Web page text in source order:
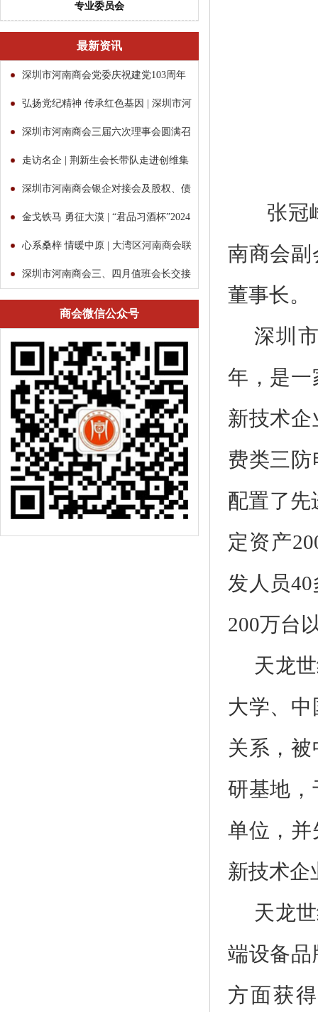
专业委员会
最新资讯
深圳市河南商会党委庆祝建党103周年
暨“两优一先”表彰大会
弘扬党纪精神 传承红色基因 | 深圳市河
南商会党委举办党纪...
深圳市河南商会三届六次理事会圆满召
开
走访名企 | 荆新生会长带队走进创维集
团
深圳市河南商会银企对接会及股权、债
权融资讲座成功举行
金戈铁马 勇征大漠 | “君品习酒杯”2024
第三届粤港澳...
心系桑梓 情暖中原 | 大湾区河南商会联
盟考察团中原行
深圳市河南商会三、四月值班会长交接
会议
商会微信公众号
张冠峰
南商会
董事长。
深圳
年，是
新技术
费类三
配置了先
定资产
发人员40
200万台
天龙
大学、
关系，
研基地，
单位，
新技术企
天龙
端设备
方面获